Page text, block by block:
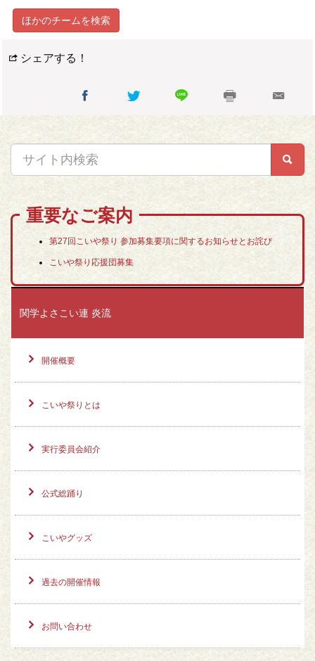
ほかのチームを検索
シェアする！
重要なご案内
第27回こいや祭り 参加募集要項に関するお知らせとお詫び
こいや祭り応援団募集
関学よさこい連 炎流
開催概要
こいや祭りとは
実行委員会紹介
公式総踊り
こいやグッズ
過去の開催情報
お問い合わせ